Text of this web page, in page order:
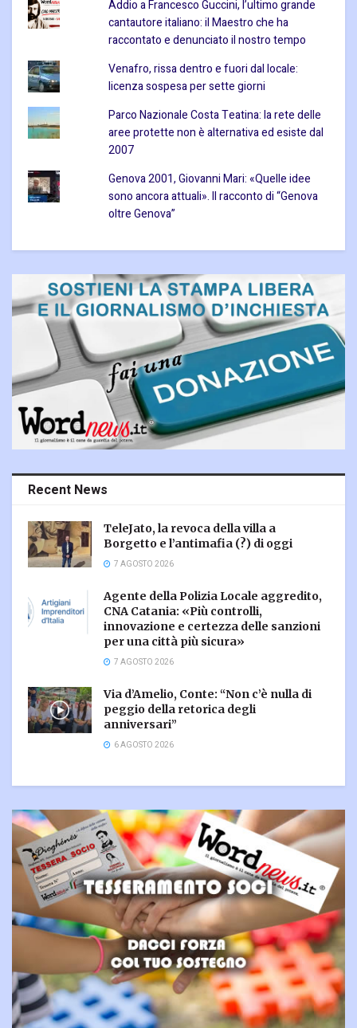
Addio a Francesco Guccini, l’ultimo grande
cantautore italiano: il Maestro che ha
raccontato e denunciato il nostro tempo
Venafro, rissa dentro e fuori dal locale:
licenza sospesa per sette giorni
Parco Nazionale Costa Teatina: la rete delle
aree protette non è alternativa ed esiste dal
2007
Genova 2001, Giovanni Mari: «Quelle idee
sono ancora attuali». Il racconto di “Genova
oltre Genova”
Recent News
TeleJato, la revoca della villa a
Borgetto e l’antimafia (?) di oggi
7 AGOSTO 2026
Agente della Polizia Locale aggredito,
CNA Catania: «Più controlli,
innovazione e certezza delle sanzioni
per una città più sicura»
7 AGOSTO 2026
Via d’Amelio, Conte: “Non c’è nulla di
peggio della retorica degli
anniversari”
6 AGOSTO 2026